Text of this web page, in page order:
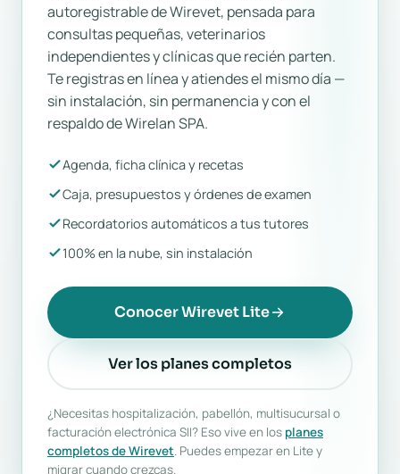
autoregistrable de Wirevet, pensada para
consultas pequeñas, veterinarios
independientes y clínicas que recién parten.
Te registras en línea y atiendes el mismo día —
sin instalación, sin permanencia y con el
respaldo de Wirelan SPA.
Agenda, ficha clínica y recetas
Caja, presupuestos y órdenes de examen
Recordatorios automáticos a tus tutores
100% en la nube, sin instalación
Conocer Wirevet Lite
Ver los planes completos
¿Necesitas hospitalización, pabellón, multisucursal o
facturación electrónica SII? Eso vive en los planes
completos de Wirevet. Puedes empezar en Lite y
migrar cuando crezcas.